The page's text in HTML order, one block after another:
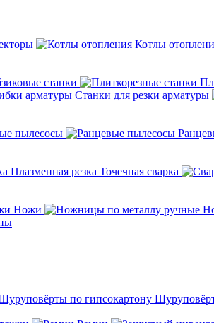
Котлы
станки
арматуры Станки для резки арматуры
пылесосы
Плазменная резка Точечная сварка
Ножи